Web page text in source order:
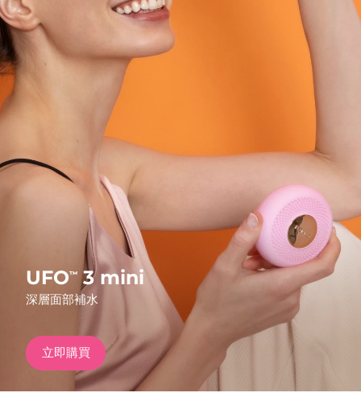
UFO™ 3 mini
深層面部補水
立即購買
我的地址
我的訂閱
issa™ Teeth Whitening Set
FAQ™ Dual LED Panel
熱門產品
特別優惠 暢銷產品
紅光療法
Türkçe
简体中文
發貨國家
預計送達日期8/11/26
預計送達日期8/11/26
預計送達日期8/14/26
預計送達日期8/11/26
德國 預計送達日期
加拿大 預計送達日期